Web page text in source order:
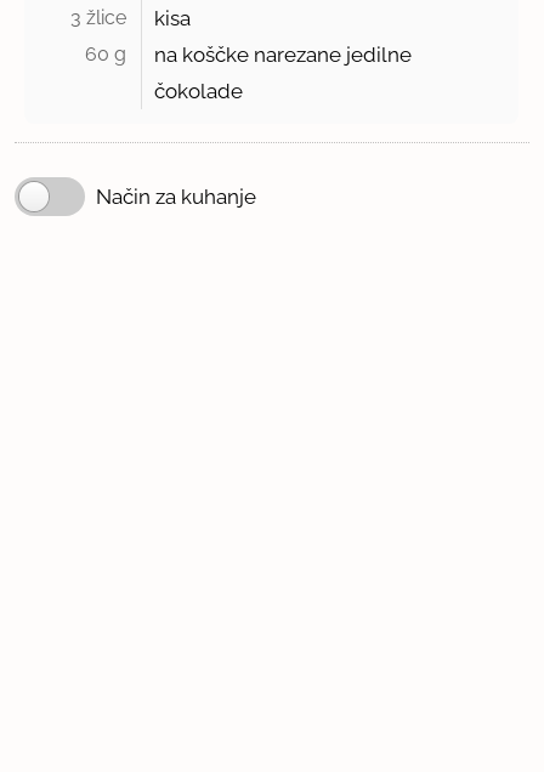
3 žlice kisa
60 g
na koščke narezane jedilne
čokolade
Način za kuhanje